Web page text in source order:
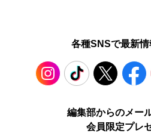
各種SNSで最新情
TikTok X Facebook
編集部からのメー
会員限定プレ